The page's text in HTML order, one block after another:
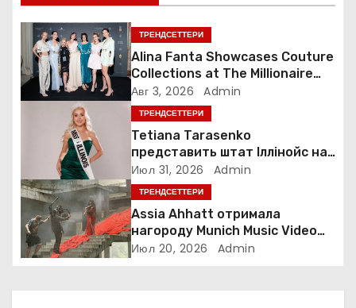
и
я
п
о
а
п
и
ТРЕНДСЕТТЕРИ
Alina Fanta Showcases Couture
Collections at The Millionaire
Concept Gala in France
Авг 3, 2026 Admin
ТРЕНДСЕТТЕРИ
Tetiana Tarasenko
представить штат Іллінойс на
конкурсі Miss America у Маямі
Июл 31, 2026 Admin
ТРЕНДСЕТТЕРИ
Assia Ahhatt отримала
нагороду Munich Music Video
Awards і випустила новий
Июл 20, 2026 Admin